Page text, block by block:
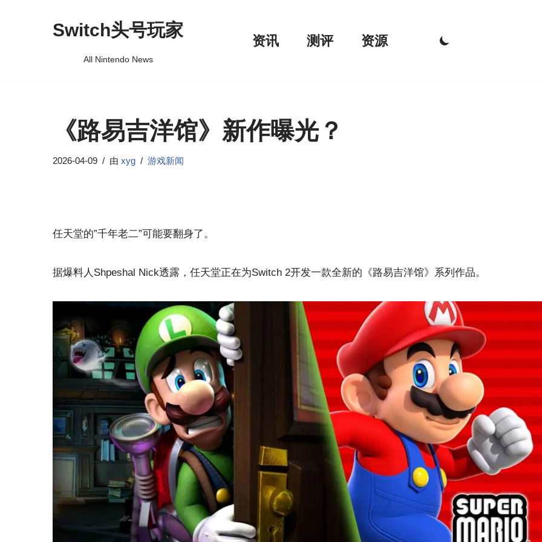
Switch头号玩家
All Nintendo News
资讯 测评 资源
《路易吉洋馆》新作曝光？
2026-04-09 由 xyg 游戏新闻
任天堂的”千年老二”可能要翻身了。
据爆料人Shpeshal Nick透露，任天堂正在为Switch 2开发一款全新的《路易吉洋馆》系列作品。